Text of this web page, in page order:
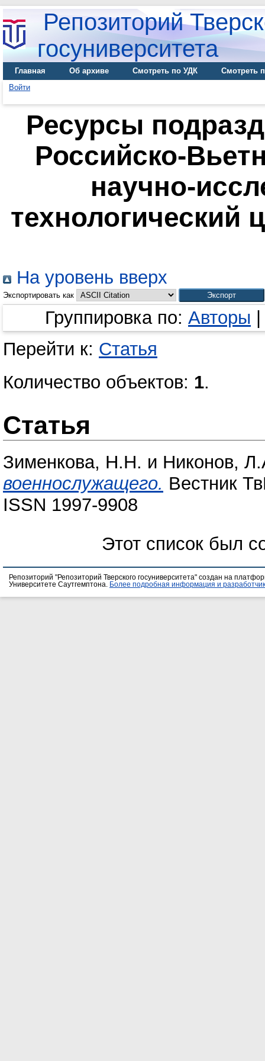
Репозиторий
госуниверситета
Главная Об архиве Смотреть по УДК
Смотреть
Войти
Ресурсы
Российско-
научно-
технологический
На уровень вверх
Экспортировать как
Группировка по: Авторы
Перейти к: Статья
Количество объектов: 1.
Статья
Зименкова, Н.Н. и Никонов,
военнослужащего. Вестник
ISSN 1997-9908
Этот список был
Репозиторий "Репозиторий Тверского госуниверситета" создан на
Университете Саутгемптона.
Более подробная информация и